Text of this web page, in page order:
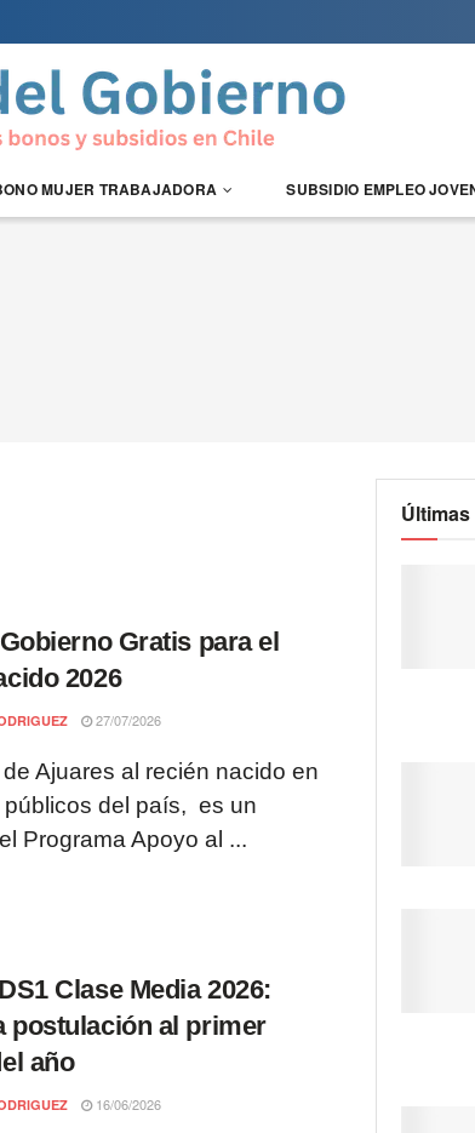
MUJER TRABAJADORA SUBSIDIO EMPLEO
Gratis para el
2026
27/07/2026
Ajuares al recién nacido en
públicos del país, es un
Programa Apoyo al ...
Clase Media 2026:
postulación al primer
año
16/06/2026